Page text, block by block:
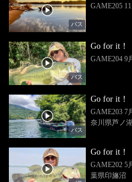
バス
GAME205
バス
Go for it！
GAME204 9
バス
Go for it！
GAME203 7
奈川県芦ノ湖
Go for it！
GAME202 5
葉県印旛沼